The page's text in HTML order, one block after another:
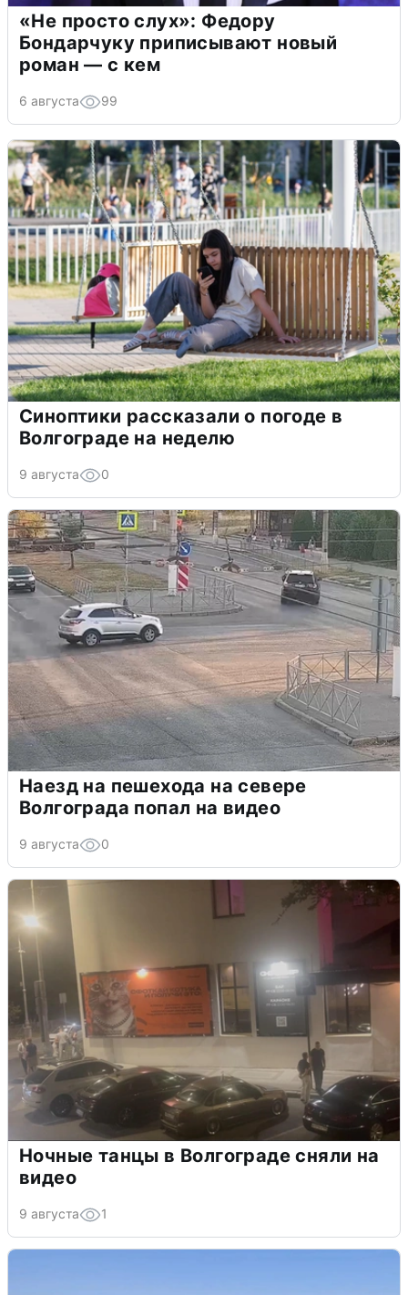
«Не просто слух»: Федору
Бондарчуку приписывают новый
роман — с кем
6 августа 99
Синоптики рассказали о погоде в
Волгограде на неделю
9 августа 0
Наезд на пешехода на севере
Волгограда попал на видео
9 августа 0
Ночные танцы в Волгограде сняли на
видео
9 августа 1